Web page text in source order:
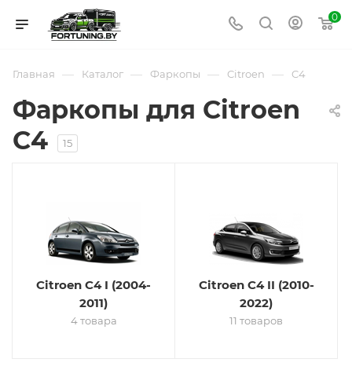
0
Главная — Каталог — Фаркопы — Citroen — C4
Фаркопы для Citroen
C4
15
Citroen C4 I (2004-
2011)
4 товара
Citroen C4 II (2010-
2022)
11 товаров